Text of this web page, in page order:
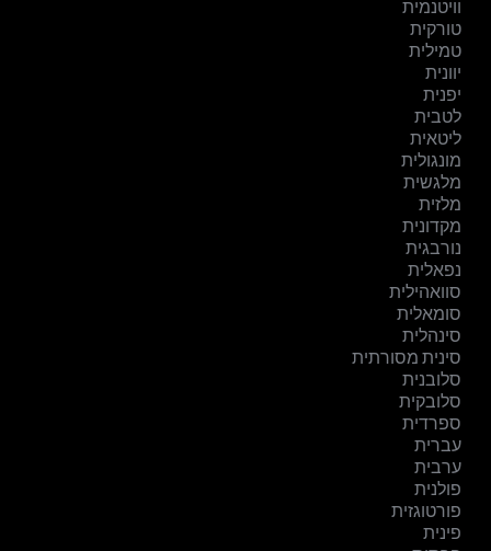
וויטנמית
טורקית
טמילית
יוונית
יפנית
לטבית
ליטאית
מונגולית
מלגשית
מלזית
מקדונית
נורבגית
נפאלית
סוואהילית
סומאלית
סינהלית
סינית מסורתית
סלובנית
סלובקית
ספרדית
עברית
ערבית
פולנית
פורטוגזית
פינית